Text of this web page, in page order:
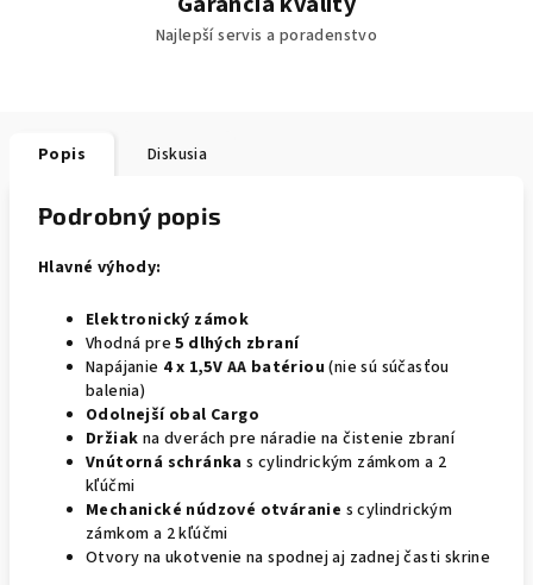
Najlepší servis a poradenstvo
Popis Diskusia
Podrobný popis
Hlavné výhody:
Elektronický zámok
Vhodná pre 5 dlhých zbraní
Napájanie 4 x 1,5V AA batériou (nie sú súčasťou
balenia)
Odolnejší obal Cargo
Držiak na dverách pre náradie na čistenie zbraní
Vnútorná schránka s cylindrickým zámkom a 2
kľúčmi
Mechanické núdzové otváranie s cylindrickým
zámkom a 2 kľúčmi
Otvory na ukotvenie na spodnej aj zadnej časti skrine